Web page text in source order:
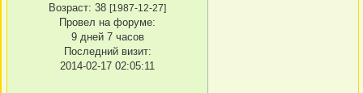
Возраст: 38 [1987-12-27]
Провел на форуме:
9 дней 7 часов
Последний визит:
2014-02-17 02:05:11